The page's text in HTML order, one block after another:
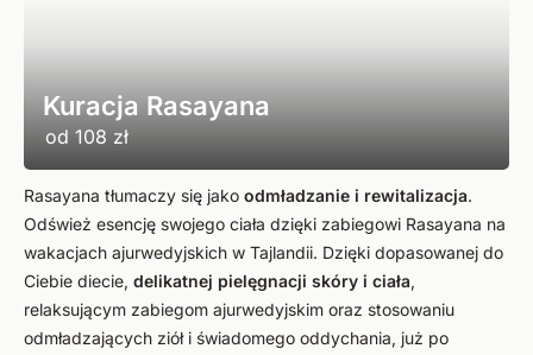
Kuracja Rasayana
od 108 zł
Rasayana tłumaczy się jako odmładzanie i rewitalizacja.
Odśwież esencję swojego ciała dzięki zabiegowi Rasayana na
wakacjach ajurwedyjskich w Tajlandii. Dzięki dopasowanej do
Ciebie diecie, delikatnej pielęgnacji skóry i ciała,
relaksującym zabiegom ajurwedyjskim oraz stosowaniu
odmładzających ziół i świadomego oddychania, już po